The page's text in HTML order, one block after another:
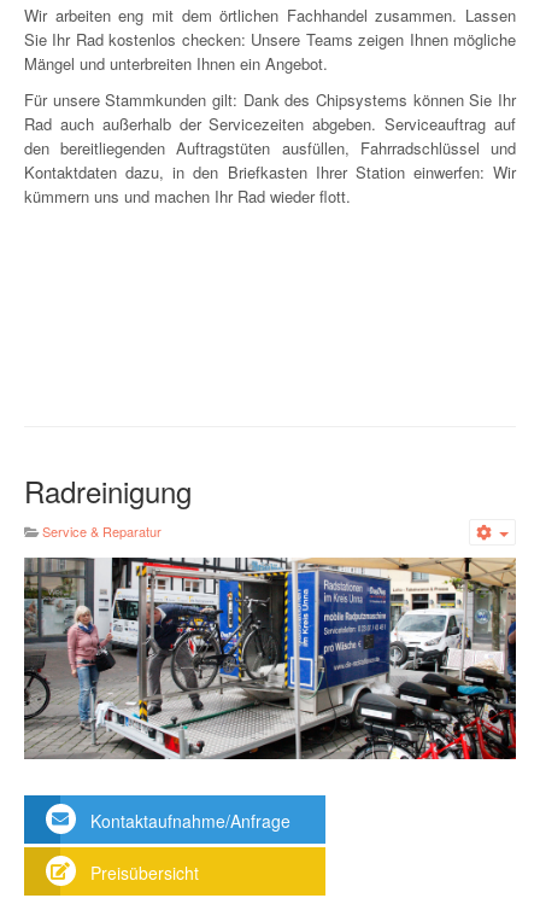
Wir arbeiten eng mit dem örtlichen Fachhandel zusammen. Lassen
Sie Ihr Rad kostenlos checken: Unsere Teams zeigen Ihnen mögliche
Mängel und unterbreiten Ihnen ein Angebot.
Für unsere Stammkunden gilt: Dank des Chipsystems können Sie Ihr
Rad auch außerhalb der Servicezeiten abgeben. Serviceauftrag auf
den bereitliegenden Auftragstüten ausfüllen, Fahrradschlüssel und
Kontaktdaten dazu, in den Briefkasten Ihrer Station einwerfen: Wir
kümmern uns und machen Ihr Rad wieder flott.
Radreinigung
Service & Reparatur
Kontaktaufnahme/Anfrage
Preisübersicht